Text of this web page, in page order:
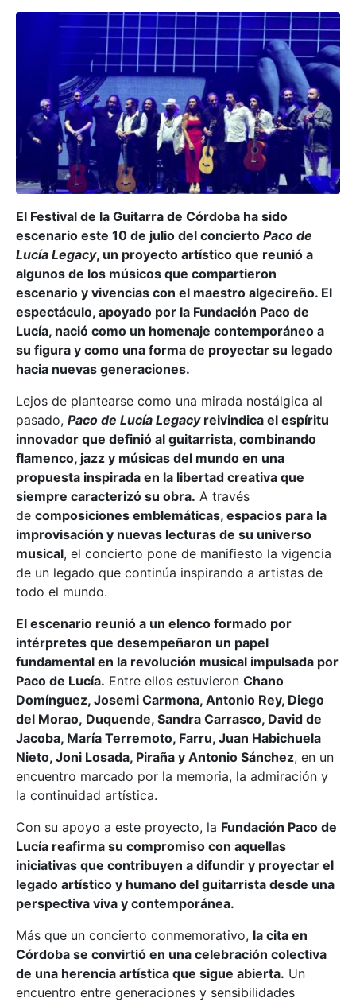
El Festival de la Guitarra de Córdoba ha sido
escenario este 10 de julio del concierto Paco de
Lucía Legacy, un proyecto artístico que reunió a
algunos de los músicos que compartieron
escenario y vivencias con el maestro algecireño. El
espectáculo, apoyado por la Fundación Paco de
Lucía, nació como un homenaje contemporáneo a
su figura y como una forma de proyectar su legado
hacia nuevas generaciones.
Lejos de plantearse como una mirada nostálgica al
pasado, Paco de Lucía Legacyreivindica el espíritu
innovador que definió al guitarrista, combinando
flamenco, jazz y músicas del mundo en una
propuesta inspirada en la libertad creativa que
siempre caracterizó su obra. A través
de composiciones emblemáticas, espacios para la
improvisación y nuevas lecturas de su universo
musical, el concierto pone de manifiesto la vigencia
de un legado que continúa inspirando a artistas de
todo el mundo.
El escenario reunió a un elenco formado por
intérpretes que desempeñaron un papel
fundamental en la revolución musical impulsada por
Paco de Lucía. Entre ellos estuvieron Chano
Domínguez, Josemi Carmona, Antonio Rey, Diego
del Morao, Duquende, Sandra Carrasco, David de
Jacoba, María Terremoto, Farru, Juan Habichuela
Nieto, Joni Losada, Piraña y Antonio Sánchez, en un
encuentro marcado por la memoria, la admiración y
la continuidad artística.
Con su apoyo a este proyecto, la Fundación Paco de
Lucía reafirma su compromiso con aquellas
iniciativas que contribuyen a difundir y proyectar el
legado artístico y humano del guitarrista desde una
perspectiva viva y contemporánea.
Más que un concierto conmemorativo, la cita en
Córdoba se convirtió en una celebración colectiva
de una herencia artística que sigue abierta. Un
encuentro entre generaciones y sensibilidades